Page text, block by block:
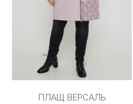
ПЛАЩ ВЕРСАЛЬ